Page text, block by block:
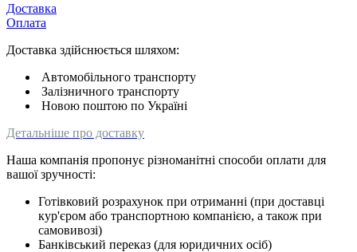
Доставка
Оплата
Доставка здійснюється шляхом:
Автомобільного транспорту
Залізничного транспорту
Новою поштою по Україні
Детальніше про доставку
Наша компанія пропонує різноманітні способи оплати для
вашої зручності:
Готівковий розрахунок при отриманні (при доставці
кур'єром або транспортною компанією, а також при
самовивозі)
Банківський переказ (для юридичних осіб)